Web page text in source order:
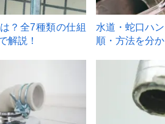
？全7種類の仕組
解説！
水道・蛇口ハ
順・方法を分